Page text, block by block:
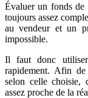
Évaluer un fonds de
toujours assez
au vendeur et un
impossible.
Il faut donc
rapidement. Afin
selon celle choisie,
assez proche de la